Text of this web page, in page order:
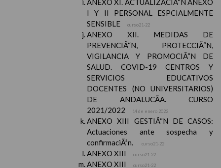
ANEXO XI. ACTUALIZACIÃ“N ANEXO
I Y II PERSONAL ESPCIALMENTE
SENSIBLE
curso21-22
ANEXO XII. MEDIDAS DE
PREVENCIÃ“N, PROTECCIÃ“N,
VIGILANCIA Y PROMOCIÃ“N DE
SALUD. COVID-19 CENTROS Y
SERVICIOS EDUCATIVOS
DOCENTES (NO UNIVERSITARIOS)
DE ANDALUCÃA. CURSO
2021/2022
14 de enero 2022
ANEXO XIII GESTIÃ“N DE CASOS:
Actuaciones ante sospecha y
confirmaciÃ³n.
curso21-22
ANEXO XIII curso21-22
ANEXO XIII curso21-22